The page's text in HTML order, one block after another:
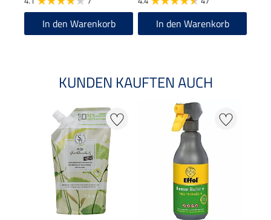
In den Warenkorb In den Warenkorb
KUNDEN KAUFTEN AUCH